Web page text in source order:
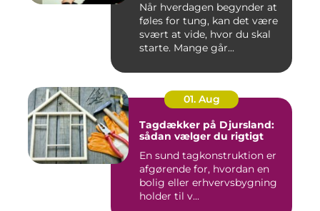
Når hverdagen begynder at
føles for tung, kan det være
svært at vide, hvor du skal
starte. Mange går...
01. Aug
Tagdækker på Djursland:
sådan vælger du rigtigt
En sund tagkonstruktion er
afgørende for, hvordan en
bolig eller erhvervsbygning
holder til v...